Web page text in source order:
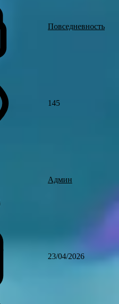
Повседневность
145
Админ
23/04/2026